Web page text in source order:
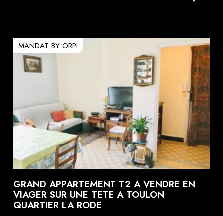
MANDAT BY ORPI
GRAND APPARTEMENT T2 A VENDRE EN
VIAGER SUR UNE TETE A TOULON
QUARTIER LA RODE